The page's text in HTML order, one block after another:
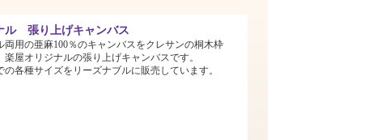
ル 張り上げキャンバス
両用の亜麻100％のキャンバスをクレサンの桐木枠
楽屋オリジナルの張り上げキャンバスです。
の各種サイズをリーズナブルに販売しています。